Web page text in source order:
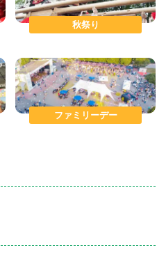
秋祭り
ファミリーデー